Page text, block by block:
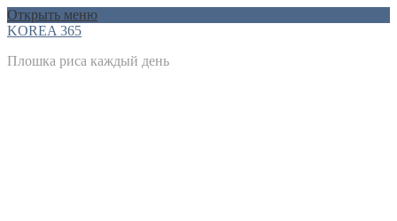
Открыть меню
KOREA 365
Плошка риса каждый день